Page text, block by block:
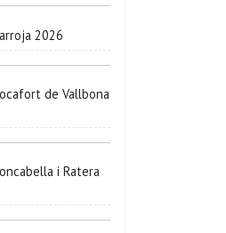
2026
de Vallbona
i Ratera